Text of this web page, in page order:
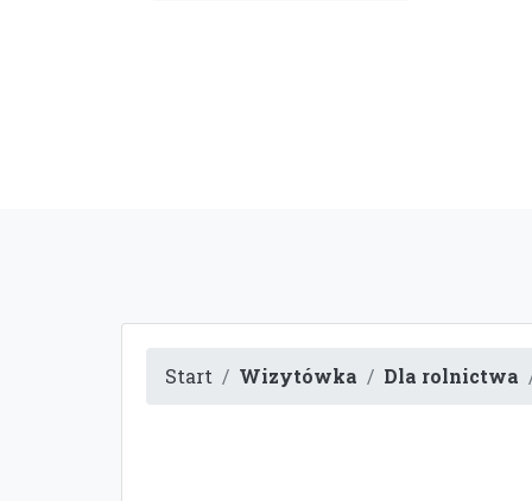
Start Wizytówka Dla rolnictwa